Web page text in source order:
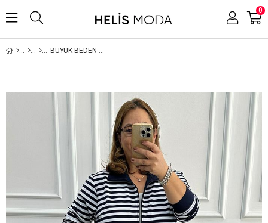
0
BÜYÜK BEDEN ÇIZGILI LACIVERT EŞOFMAN TAKIM